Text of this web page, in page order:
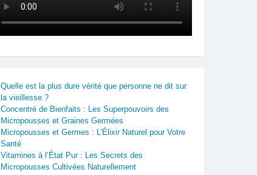
Quelle est la plus dure vérité que personne ne dit sur
la vieillesse ?
Concentré de Bienfaits : Les Superpouvoirs des
Micropousses et Graines Germées
Micropousses et Germes : L’Élixir Naturel pour Votre
Santé
Vitamines à l’État Pur : Les Secrets des
Micropousses Cultivées Naturellement